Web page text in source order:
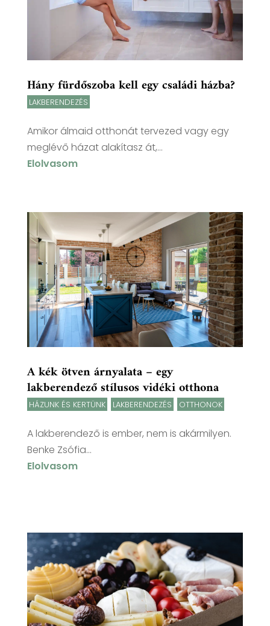
Hány fürdőszoba kell egy családi házba?
LAKBERENDEZÉS
Amikor álmaid otthonát tervezed vagy egy
meglévő házat alakítasz át,...
Elolvasom
A kék ötven árnyalata – egy
lakberendező stílusos vidéki otthona
HÁZUNK ÉS KERTÜNK LAKBERENDEZÉS OTTHONOK
A lakberendező is ember, nem is akármilyen.
Benke Zsófia...
Elolvasom